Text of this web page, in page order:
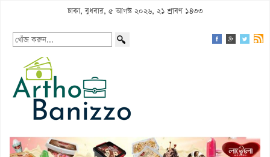
ঢাকা, বুধবার, ৫ আগস্ট ২০২৬, ২১ শ্রাবণ ১৪৩৩